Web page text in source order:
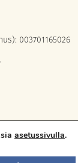
003701165026
rights reserved.
asetussivulla.